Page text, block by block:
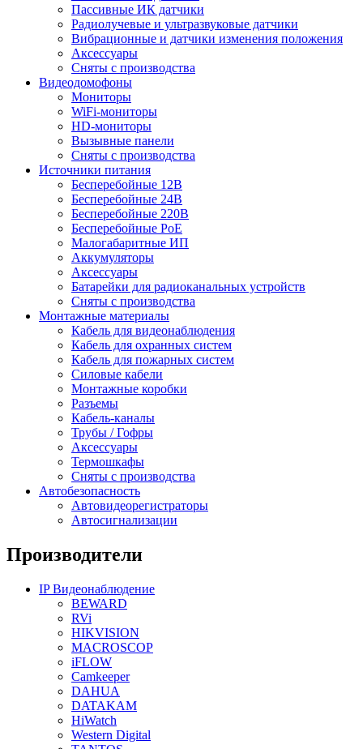
Пассивные ИК датчики
Радиолучевые и ультразвуковые датчики
Вибрационные и датчики изменения положения
Аксессуары
Сняты с производства
Видеодомофоны
Мониторы
WiFi-мониторы
HD-мониторы
Вызывные панели
Сняты с производства
Источники питания
Бесперебойные 12В
Бесперебойные 24В
Бесперебойные 220В
Бесперебойные PoE
Малогабаритные ИП
Аккумуляторы
Аксессуары
Батарейки для радиоканальных устройств
Сняты с производства
Монтажные материалы
Кабель для видеонаблюдения
Кабель для охранных систем
Кабель для пожарных систем
Силовые кабели
Монтажные коробки
Разъемы
Кабель-каналы
Трубы / Гофры
Аксессуары
Термошкафы
Сняты с производства
Автобезопасность
Автовидеорегистраторы
Автосигнализации
Производители
IP Видеонаблюдение
BEWARD
RVi
HIKVISION
MACROSCOP
iFLOW
Camkeeper
DAHUA
DATAKAM
HiWatch
Western Digital